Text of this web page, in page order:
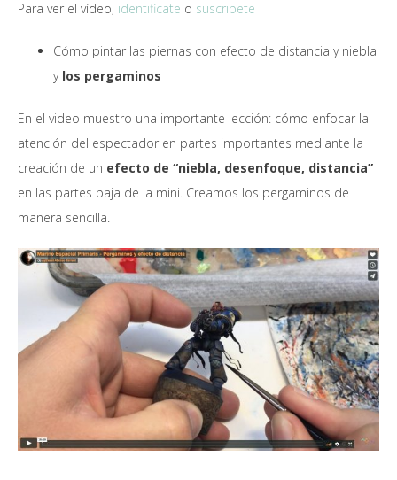
Para ver el vídeo, identificate o suscribete
Cómo pintar las piernas con efecto de distancia y niebla
y los pergaminos
En el video muestro una importante lección: cómo enfocar la
atención del espectador en partes importantes mediante la
creación de un efecto de “niebla, desenfoque, distancia”
en las partes baja de la mini. Creamos los pergaminos de
manera sencilla.